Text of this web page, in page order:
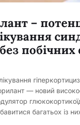
–
побічних
— новий
багатьох із